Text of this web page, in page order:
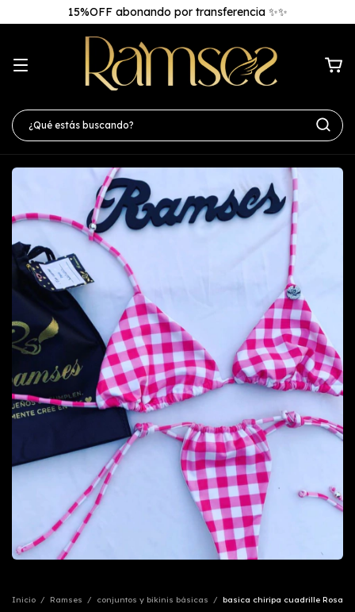
15%OFF abonando por transferencia ✨✨
Inicio / Ramses / conjuntos y bikinis básicas / basica chiripa cuadrille Rosa